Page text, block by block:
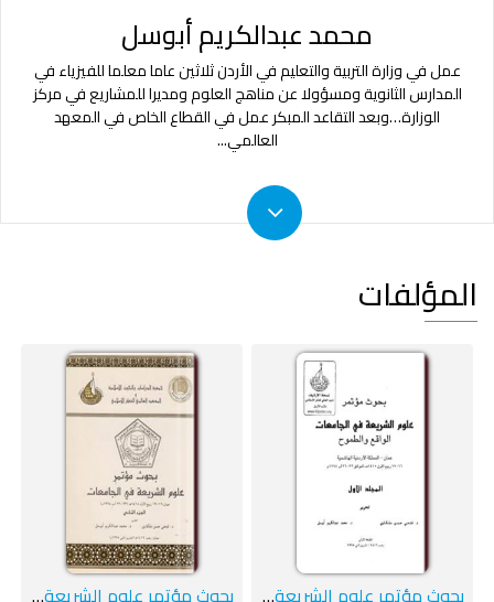
محمد عبدالكريم أبوسل
عمل في وزارة التربية والتعليم في الأردن ثلاثين عاما معلما للفيزياء في
المدارس الثانوية ومسؤولا عن مناهج العلوم ومديرا للمشاريع في مركز
الوزارة…وبعد التقاعد المبكر عمل في القطاع الخاص في المعهد
العالمي...
المؤلفات